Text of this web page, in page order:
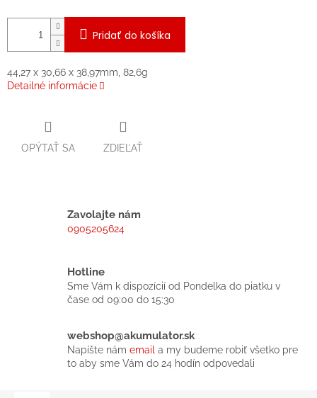
Pridať do košíka
44,27 x 30,66 x 38,97mm, 82,6g
Detailné informácie
OPÝTAŤ SA ZDIEĽAŤ
Zavolajte nám
0905205624
Hotline
Sme Vám k dispozícií od Pondelka do piatku v
čase od 09:00 do 15:30
webshop@akumulator.sk
Napíšte nám email a my budeme robiť všetko pre
to aby sme Vám do 24 hodín odpovedali